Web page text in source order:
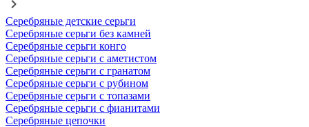
Серебряные детские серьги
Серебряные серьги без камней
Серебряные серьги конго
Серебряные серьги с аметистом
Серебряные серьги с гранатом
Серебряные серьги с рубином
Серебряные серьги с топазами
Серебряные серьги с фианитами
Серебряные цепочки